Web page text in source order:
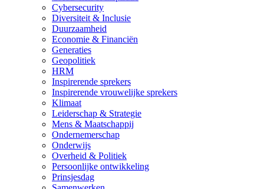
Cybersecurity
Diversiteit & Inclusie
Duurzaamheid
Economie & Financiën
Generaties
Geopolitiek
HRM
Inspirerende sprekers
Inspirerende vrouwelijke sprekers
Klimaat
Leiderschap & Strategie
Mens & Maatschappij
Ondernemerschap
Onderwijs
Overheid & Politiek
Persoonlijke ontwikkeling
Prinsjesdag